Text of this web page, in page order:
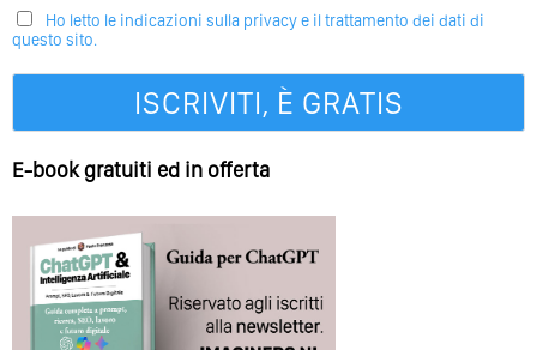
Ho letto le indicazioni sulla privacy e il trattamento dei dati di
questo sito.
E-book gratuiti ed in offerta